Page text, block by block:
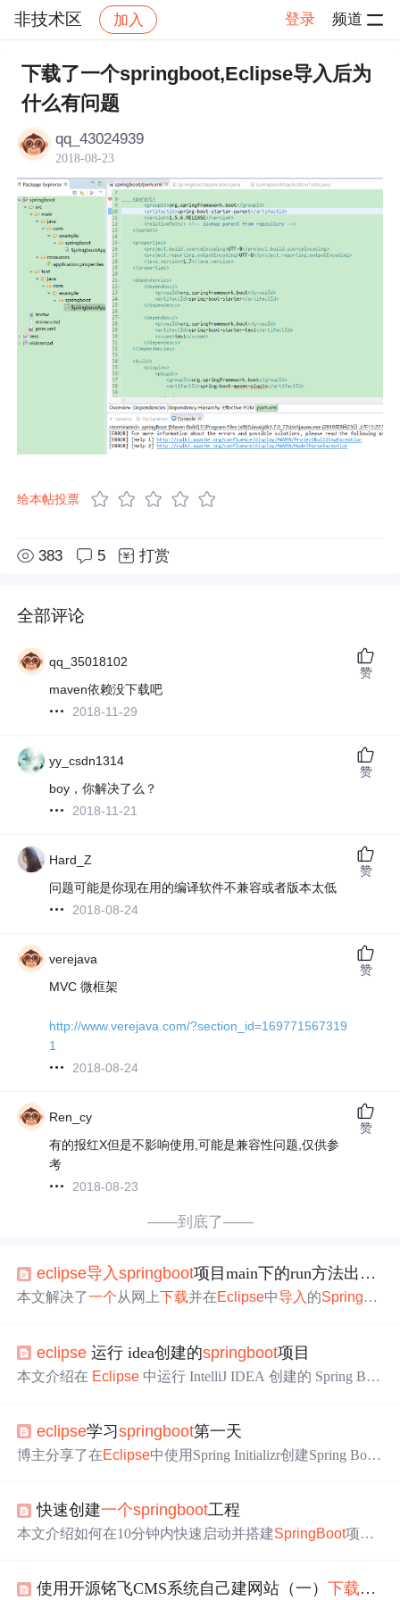
非技术区 加入 登录 频道
社区 非技术区 帖子详情
下载了一个springboot,Eclipse导入后为
什么有问题
qq_43024939
2018-08-23
给本帖投票
383 5 打赏
全部评论
qq_35018102
maven依赖没下载吧
2018-11-29
赞
yy_csdn1314
boy，你解决了么？
2018-11-21
赞
Hard_Z
问题可能是你现在用的编译软件不兼容或者版本太低
2018-08-24
赞
verejava
MVC 微框架
http://www.verejava.com/?section_id=169771567319
1
2018-08-24
赞
Ren_cy
有的报红X但是不影响使用,可能是兼容性问题,仅供参
考
2018-08-23
赞
——到底了——
eclipse导入springboot项目main下的run方法出现错误
本文解决了一个从网上下载并在Eclipse中导入的SpringBo
除项目中的iml文件并更新pom文件中spring-boot-starter-pare
nt的版本，成功解决了该问题。
eclipse 运行 idea创建的springboot项目
本文介绍在 Eclipse 中运行 IntelliJ IDEA 创建的 Spring Boo
入 ，运行项目。还提及配置参数、常见
换注意事项。
eclipse学习springboot第一天
博主分享了在Eclipse中使用Spring Initializr创建Spring Boot
奇怪之处，并展示了工程导入后的截图。
快速创建一个springboot工程
本文介绍如何在10分钟内快速启动并搭建SpringBoot项
控制器注册等。
使用开源铭飞CMS系统自己建网站（一）下载源代